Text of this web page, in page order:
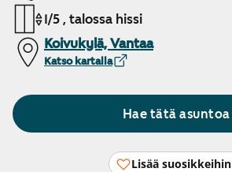
1/5 , talossa hissi
Koivukylä, Vantaa
Katso kartalla
Hae tätä asuntoa
Lisää suosikkeihin